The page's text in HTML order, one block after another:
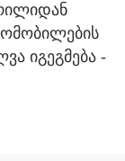
იგეგმება -